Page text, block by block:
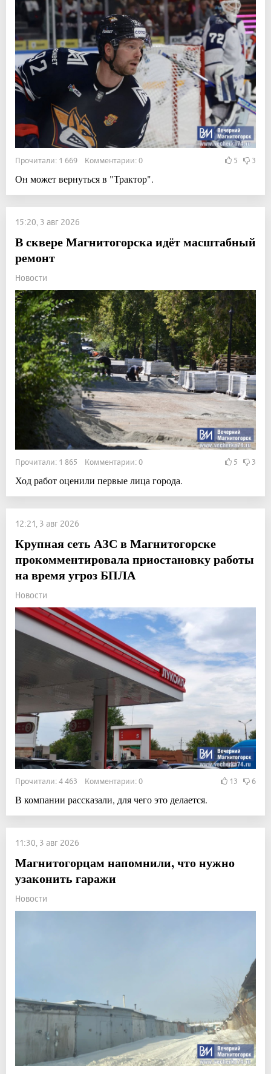
Прочитали: 1 669 Комментарии: 0 5 3
Он может вернуться в "Трактор".
15:20, 3 авг 2026
В сквере Магнитогорска идёт масштабный
ремонт
Новости
Прочитали: 1 865 Комментарии: 0 5 3
Ход работ оценили первые лица города.
12:21, 3 авг 2026
Крупная сеть АЗС в Магнитогорске
прокомментировала приостановку работы
на время угроз БПЛА
Новости
Прочитали: 4 463 Комментарии: 0 13 6
В компании рассказали, для чего это делается.
11:30, 3 авг 2026
Магнитогорцам напомнили, что нужно
узаконить гаражи
Новости